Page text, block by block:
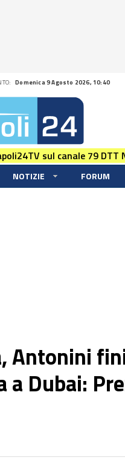
Domenica 9 Agosto 2026, 10:40
sul canale 79
NOTIZIE FORUM
Antonini
a Dubai: